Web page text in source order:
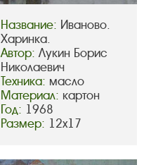
Название: Иваново.
Харинка.
Автор: Лукин Борис
Николаевич
Техника: масло
Материал: картон
Год: 1968
Размер: 12х17